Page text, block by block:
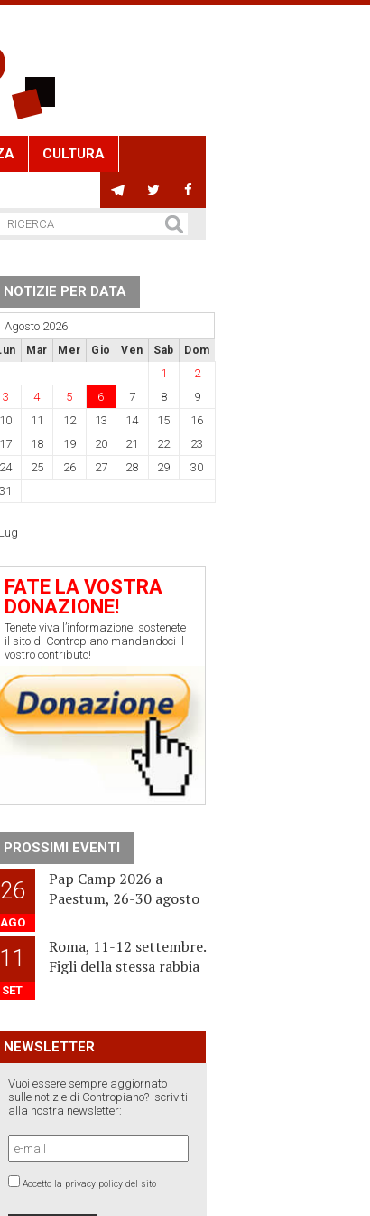
CULTURA
NOTIZIE PER DATA
Agosto 2026
Mar Mer Gio Ven Sab Dom
1
2
3
4 5 6 7 8
9
10
11 12 13 14 15
16
17
18 19 20 21 22
23
24
25 26 27 28 29
30
31
FATE LA VOSTRA
DONAZIONE!
Tenete viva l’informazione: sostenete
il sito di Contropiano mandandoci il
vostro contributo!
PROSSIMI EVENTI
26
AGO
Pap Camp 2026 a
Paestum, 26-30 agosto
11
SET
Roma, 11-12 settembre.
Figli della stessa rabbia
NEWSLETTER
Vuoi essere sempre aggiornato
sulle notizie di Contropiano? Iscriviti
alla nostra newsletter:
Accetto la privacy policy del sito